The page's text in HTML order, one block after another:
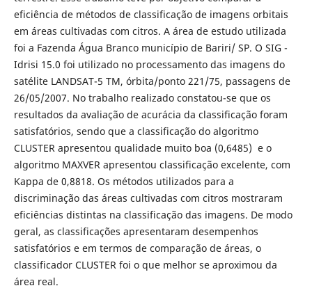
eficiência de métodos de classificação de imagens orbitais
em áreas cultivadas com citros. A área de estudo utilizada
foi a Fazenda Água Branco município de Bariri/ SP. O SIG -
Idrisi 15.0 foi utilizado no processamento das imagens do
satélite LANDSAT-5 TM, órbita/ponto 221/75, passagens de
26/05/2007. No trabalho realizado constatou-se que os
resultados da avaliação de acurácia da classificação foram
satisfatórios, sendo que a classificação do algoritmo
CLUSTER apresentou qualidade muito boa (0,6485) e o
algoritmo MAXVER apresentou classificação excelente, com
Kappa de 0,8818. Os métodos utilizados para a
discriminação das áreas cultivadas com citros mostraram
eficiências distintas na classificação das imagens. De modo
geral, as classificações apresentaram desempenhos
satisfatórios e em termos de comparação de áreas, o
classificador CLUSTER foi o que melhor se aproximou da
área real.